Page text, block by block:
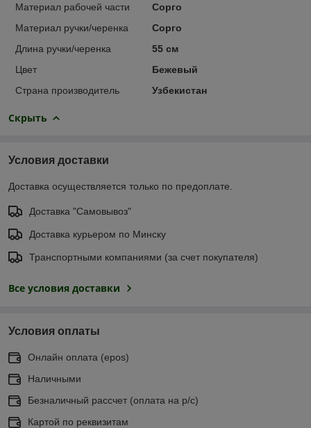
Материал рабочей части
Сорго
Материал ручки/черенка
Сорго
Длина ручки/черенка
55 см
Цвет
Бежевый
Страна производитель
Узбекистан
Скрыть
Условия доставки
Доставка осуществляется только по предоплате.
Доставка "Самовывоз"
Доставка курьером по Минску
Транспортными компаниями (за счет покупателя)
Все условия доставки
Условия оплаты
Онлайн оплата (еpos)
Наличными
Безналичный рассчет (оплата на р/с)
Картой по реквизитам